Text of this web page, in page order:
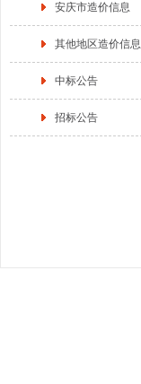
安庆市造价信息
其他地区造价信息
中标公告
招标公告